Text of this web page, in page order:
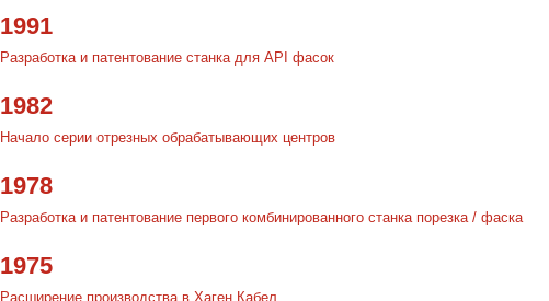
1991
Разработка и патентование станка для API фасок
1982
Начало серии отрезных обрабатывающих центров
1978
Разработка и патентование первого комбинированного станка порезка / фаска
1975
Расширение производства в Хаген Кабел